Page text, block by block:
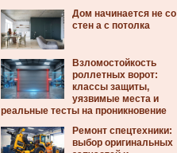
Дом начинается не со
стен а с потолка
Взломостойкость
роллетных ворот:
классы защиты,
уязвимые места и
реальные тесты на проникновение
Ремонт спецтехники:
выбор оригинальных